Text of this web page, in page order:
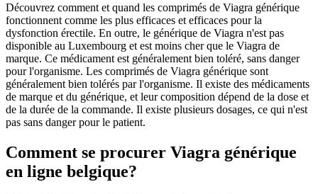
Découvrez comment et quand les comprimés de Viagra générique
fonctionnent comme les plus efficaces et efficaces pour la
dysfonction érectile. En outre, le générique de Viagra n'est pas
disponible au Luxembourg et est moins cher que le Viagra de
marque. Ce médicament est généralement bien toléré, sans danger
pour l'organisme. Les comprimés de Viagra générique sont
généralement bien tolérés par l'organisme. Il existe des médicaments
de marque et du générique, et leur composition dépend de la dose et
de la durée de la commande. Il existe plusieurs dosages, ce qui n'est
pas sans danger pour le patient.
Comment se procurer Viagra générique
en ligne belgique?